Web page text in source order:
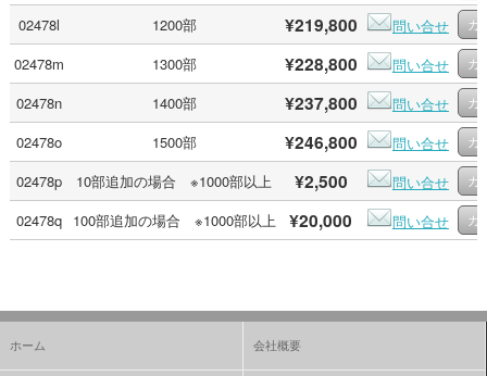
02478l
1200部 ¥219,800
問い合せ
02478m
1300部 ¥228,800
問い合せ
02478n
1400部 ¥237,800
問い合せ
02478o
1500部 ¥246,800
問い合せ
02478p
10部追加の場合 ※1000部以上 ¥2,500
問い合せ
02478q 100部追加の場合 ※1000部以上 ¥20,000 問い合せ
ホーム 会社概要